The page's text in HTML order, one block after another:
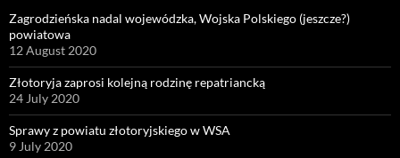
Zagrodzieńska nadal wojewódzka, Wojska Polskiego (jeszcze?)
powiatowa
12 August 2020
Złotoryja zaprosi kolejną rodzinę repatriancką
24 July 2020
Sprawy z powiatu złotoryjskiego w WSA
9 July 2020